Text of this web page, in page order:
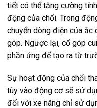
tiết có thể tăng cường
động của chổi. Trong
chuyển dòng điện của ắc
góp. Ngược lại, cổ góp
phần ứng để tạo ra từ
Sự hoạt động của chổi
tùy vào động cơ sẽ sử
đối với xe nâng chỉ sử